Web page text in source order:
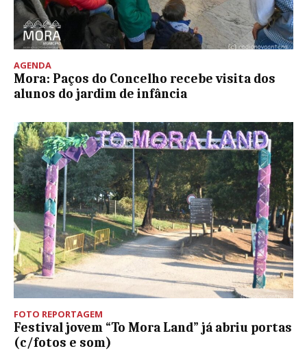
AGENDA
Mora: Paços do Concelho recebe visita dos
alunos do jardim de infância
FOTO REPORTAGEM
Festival jovem “To Mora Land” já abriu portas
(c/fotos e som)